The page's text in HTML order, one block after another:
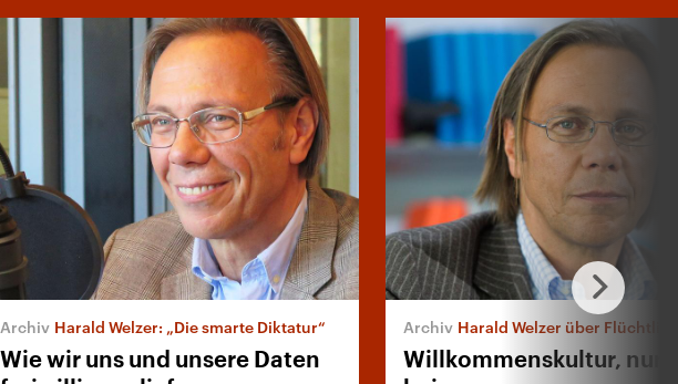
Harald Welzer: „Die smarte Diktatur“
Wie wir uns und unsere Daten
Harald Welzer über
Willkommenskultur, nur